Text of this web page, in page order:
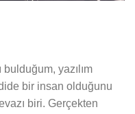
bulduğum, yazılım
bir insan olduğunu
biri. Gerçekten